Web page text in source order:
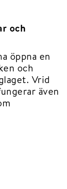
och
öppna en
och
Vrid
även